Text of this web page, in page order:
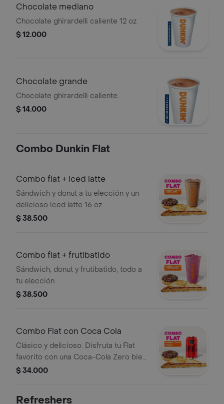
Chocolate mediano
Chocolate ghirardelli caliente 12 oz
$ 12.000
Chocolate grande
Chocolate ghirardelli caliente.
$ 14.000
Combo Dunkin Flat
Combo flat + iced latte
Sándwich y donut a tu elección y un
delicioso iced latte 16 oz
$ 38.500
Combo flat + frutibatido
Sándwich, donut y frutibatido, todo a
tu elección
$ 38.500
Combo Flat con Coca Cola
Clásico y delicioso. Disfruta tu Flat
favorito con una Coca-Cola Zero bien
fría. El mejor combo para recargar
$ 34.000
Refreshers